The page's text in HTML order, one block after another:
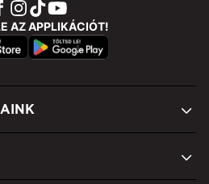
AZ APPLIKÁCIÓT!